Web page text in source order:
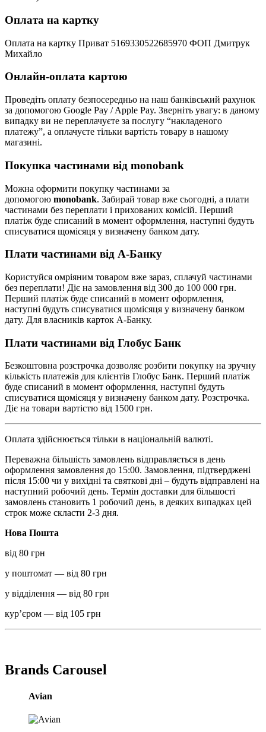
Оплата на картку
Оплата на картку Приват 5169330522685970 ФОП Дмитрук
Михайло
Онлайн-оплата картою
Проведіть оплату безпосередньо на наш банківський рахунок
за допомогою Google Pay / Apple Pay. Зверніть увагу: в даному
випадку ви не переплачуєте за послугу “накладеного
платежу”, а оплачуєте тільки вартість товару в нашому
магазині.
Покупка частинами від monobank
Можна оформити покупку частинами за
допомогою monobank. Забирай товар вже сьогодні, а плати
частинами без переплати і прихованих комісій. Перший
платіж буде списаний в момент оформлення, наступні будуть
списуватися щомісяця у визначену банком дату.
Плати частинами від А-Банку
Користуйся омріяним товаром вже зараз, сплачуй частинами
без переплати! Діє на замовлення від 300 до 100 000 грн.
Перший платіж буде списаний в момент оформлення,
наступні будуть списуватися щомісяця у визначену банком
дату. Для власників карток А-Банку.
Плати частинами від Глобус Банк
Безкоштовна розстрочка дозволяє розбити покупку на зручну
кількість платежів для клієнтів Глобус Банк. Перший платіж
буде списаний в момент оформлення, наступні будуть
списуватися щомісяця у визначену банком дату. Розстрочка.
Діє на товари вартістю від 1500 грн.
Оплата здійснюється тільки в національній валюті.
Переважна більшість замовлень відправляється в день
оформлення замовлення до 15:00. Замовлення, підтверджені
після 15:00 чи у вихідні та святкові дні – будуть відправлені на
наступний робочий день. Термін доставки для більшості
замовлень становить 1 робочий день, в деяких випадках цей
строк може скласти 2-3 дня.
Нова Пошта
від 80 грн
у поштомат — від 80 грн
у відділення — від 80 грн
курʼєром — від 105 грн
Brands Carousel
Avian